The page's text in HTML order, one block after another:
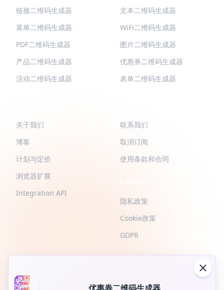
链接二维码生成器
菜单二维码生成器
PDF二维码生成器
产品二维码生成器
活动二维码生成器
文本二维码生成器
WiFi二维码生成器
图片二维码生成器
优惠券二维码生成器
表单二维码生成器
关于我们
博客
计划与定价
浏览器扩展
Integration API
联系我们
取消订阅
使用条款和合同
隐私政策
Cookie政策
GDPR